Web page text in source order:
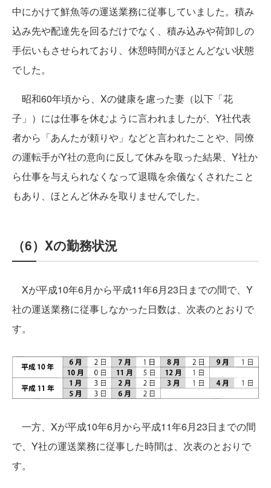
中にかけて鮮魚等の運送業務に従事していました。積み
込み先や配達先を回るだけでなく、積み込みや荷卸しの
手伝いもさせられており、休憩時間がほとんどない状態
でした。
昭和60年頃から、Xの健康を慮った妻（以下「花
子」）には仕事を休むように言われましたが、Y社代表
者から「あんたが頼りや」などと言われたことや、同僚
の運転手がY社の意向に反して休みを取った結果、Y社か
ら仕事を与えられなくなって退職を余儀なくされたこと
もあり、ほとんど休みを取りませんでした。
（6）Xの勤務状況
Xが平成10年6月から平成11年6月23日までの間で、Y
社の運送業務に従事しなかった日数は、次表のとおりで
す。
一方、Xが平成10年6月から平成11年6月23日までの間
で、Y社の運送業務に従事した時間は、次表のとおりで
す。